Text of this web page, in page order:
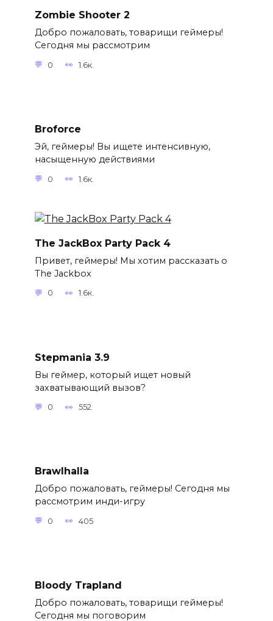
Zombie Shooter 2
Добро пожаловать, товарищи геймеры!
Сегодня мы рассмотрим
0 1.6к.
Broforce
Эй, геймеры! Вы ищете интенсивную,
насыщенную действиями
0 1.6к.
The JackBox Party Pack 4
Привет, геймеры! Мы хотим рассказать о
The Jackbox
0 1.6к.
Stepmania 3.9
Вы геймер, который ищет новый
захватывающий вызов?
0 552
Brawlhalla
Добро пожаловать, геймеры! Сегодня мы
рассмотрим инди-игру
0 405
Bloody Trapland
Добро пожаловать, товарищи геймеры!
Сегодня мы поговорим